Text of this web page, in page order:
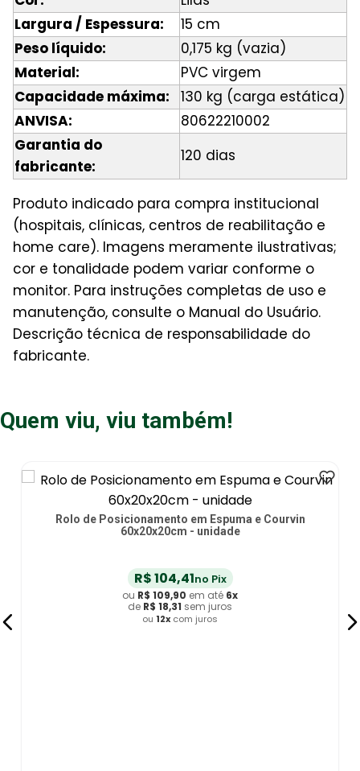
Largura / Espessura:
15 cm
Peso líquido:
0,175 kg (vazia)
Material:
PVC virgem
Capacidade máxima:
130 kg (carga estática)
ANVISA:
80622210002
Garantia do
fabricante:
120 dias
Produto indicado para compra institucional
(hospitais, clínicas, centros de reabilitação e
home care). Imagens meramente ilustrativas;
cor e tonalidade podem variar conforme o
monitor. Para instruções completas de uso e
manutenção, consulte o Manual do Usuário.
Descrição técnica de responsabilidade do
fabricante.
Quem viu, viu também!
Rolo de Posicionamento em Espuma e Courvin
60x20x20cm - unidade
R$104,41no Pix
ou R$ 109,90 em até 6x
de R$ 18,31 sem juros
ou 12x com juros